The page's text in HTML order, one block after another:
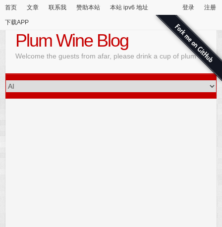
首页 文章 联系我 赞助本站 本站 ipv6 地址
下载APP
登录 注册
Plum Wine Blog
Welcome the guests from afar, please drink a cup of plum wine